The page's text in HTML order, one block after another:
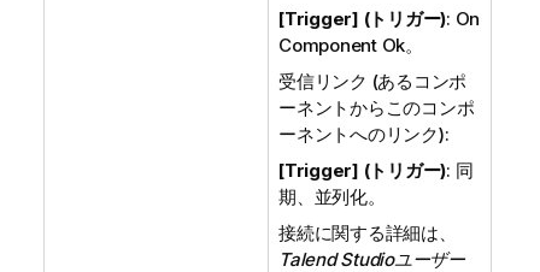
[Trigger] (トリガー): On
Component Ok。
受信リンク (あるコンポ
ーネントからこのコンポ
ーネントへのリンク):
[Trigger] (トリガー): 同
期、並列化。
接続に関する詳細は、
Talend Studioユーザー